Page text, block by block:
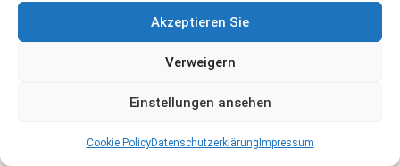
Akzeptieren Sie
Verweigern
Einstellungen ansehen
Cookie PolicyDatenschutzerklärung Impressum